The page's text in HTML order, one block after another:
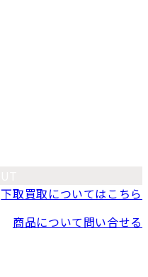
下取買取についてはこちら
商品について問い合せる